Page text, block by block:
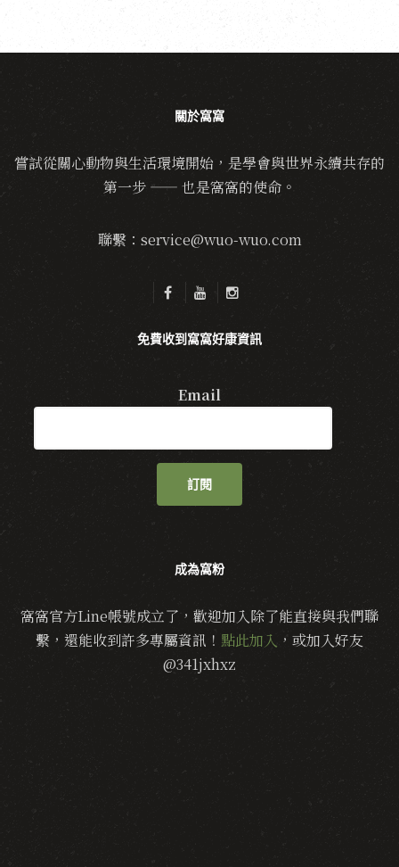
關於窩窩
嘗試從關心動物與生活環境開始，是學會與世界永續共存的
第一步 —— 也是窩窩的使命。
聯繫：service@wuo-wuo.com
免費收到窩窩好康資訊
Email
訂閱
成為窩粉
窩窩官方Line帳號成立了，歡迎加入除了能直接與我們聯
繫，還能收到許多專屬資訊！ 點此加入 ，或加入好友
@341jxhxz